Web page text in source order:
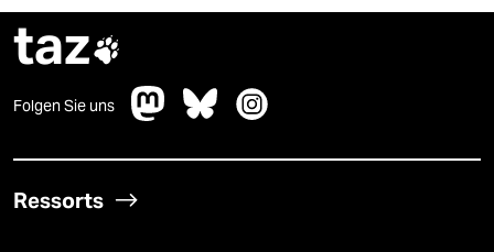
taz
Folgen Sie uns
Ressorts